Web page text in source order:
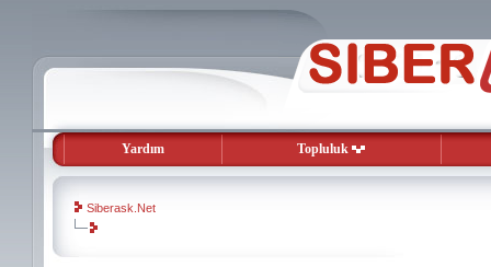
Yardım Topluluk
Siberask.Net